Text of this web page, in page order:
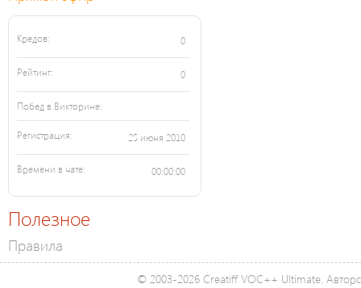
Кредов: 0
Рейтинг: 0
Побед в Викторине:
Регистрация: 25 июня 2010
Времени в чате: 00:00:00
Полезное
Правила
© 2003-2026 Creatiff VOC++ Ultimate.